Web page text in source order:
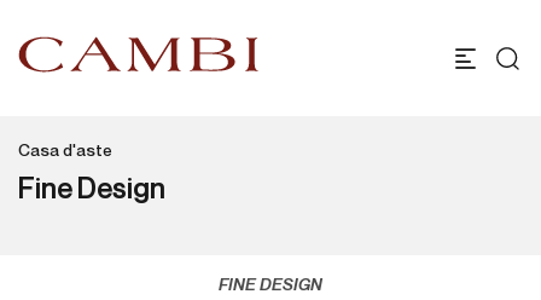
Casa d'aste
Fine Design
FINE DESIGN